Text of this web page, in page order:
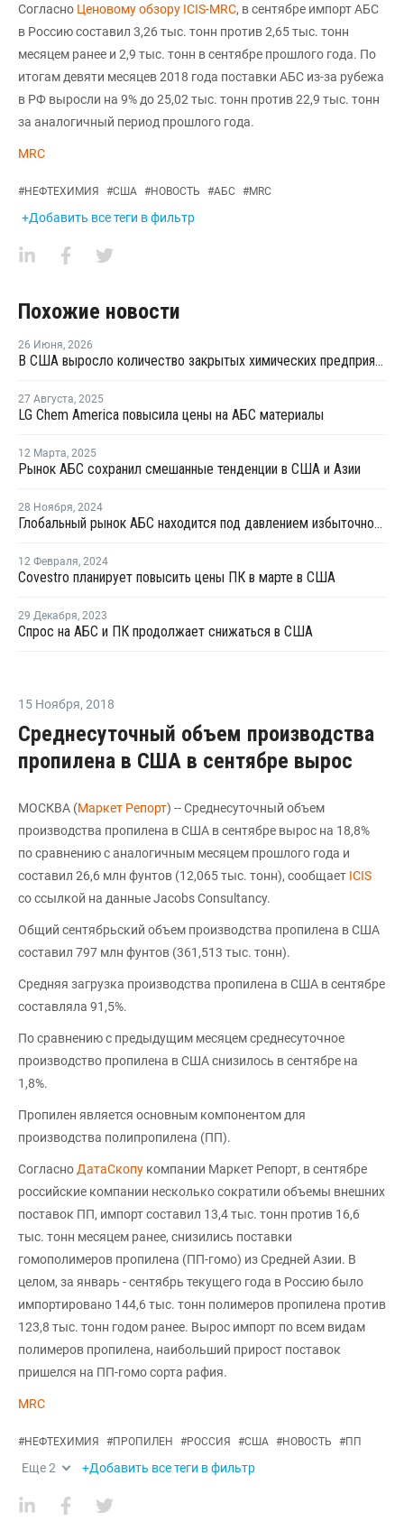
Согласно Ценовому обзору ICIS-MRC, в сентябре импорт АБС
в Россию составил 3,26 тыс. тонн против 2,65 тыс. тонн
месяцем ранее и 2,9 тыс. тонн в сентябре прошлого года. По
итогам девяти месяцев 2018 года поставки АБС из-за рубежа
в РФ выросли на 9% до 25,02 тыс. тонн против 22,9 тыс. тонн
за аналогичный период прошлого года.
MRC
#НЕФТЕХИМИЯ #США #НОВОСТЬ #АБС #MRC
+Добавить все теги в фильтр
Похожие новости
26 Июня, 2026
В США выросло количество закрытых химических предприятий
27 Августа, 2025
LG Chem America повысила цены на АБС материалы
12 Марта, 2025
Рынок АБС сохранил смешанные тенденции в США и Азии
28 Ноября, 2024
Глобальный рынок АБС находится под давлением избыточного предложения и слабого спроса
12 Февраля, 2024
Covestro планирует повысить цены ПК в марте в США
29 Декабря, 2023
Спрос на АБС и ПК продолжает снижаться в США
15 Ноября, 2018
Среднесуточный объем производства
пропилена в США в сентябре вырос
МОСКВА (Маркет Репорт) -- Среднесуточный объем
производства пропилена в США в сентябре вырос на 18,8%
по сравнению с аналогичным месяцем прошлого года и
составил 26,6 млн фунтов (12,065 тыс. тонн), сообщает ICIS
со ссылкой на данные Jacobs Consultancy.
Общий сентябрьский объем производства пропилена в США
составил 797 млн фунтов (361,513 тыс. тонн).
Средняя загрузка производства пропилена в США в сентябре
составляла 91,5%.
По сравнению с предыдущим месяцем среднесуточное
производство пропилена в США снизилось в сентябре на
1,8%.
Пропилен является основным компонентом для
производства полипропилена (ПП).
Согласно ДатаСкопу компании Маркет Репорт, в сентябре
российские компании несколько сократили объемы внешних
поставок ПП, импорт составил 13,4 тыс. тонн против 16,6
тыс. тонн месяцем ранее, снизились поставки
гомополимеров пропилена (ПП-гомо) из Средней Азии. В
целом, за январь - сентябрь текущего года в Россию было
импортировано 144,6 тыс. тонн полимеров пропилена против
123,8 тыс. тонн годом ранее. Вырос импорт по всем видам
полимеров пропилена, наибольший прирост поставок
пришелся на ПП-гомо сорта рафия.
MRC
#НЕФТЕХИМИЯ #ПРОПИЛЕН #РОССИЯ #США #НОВОСТЬ #ПП
Еще2 +Добавить все теги в фильтр